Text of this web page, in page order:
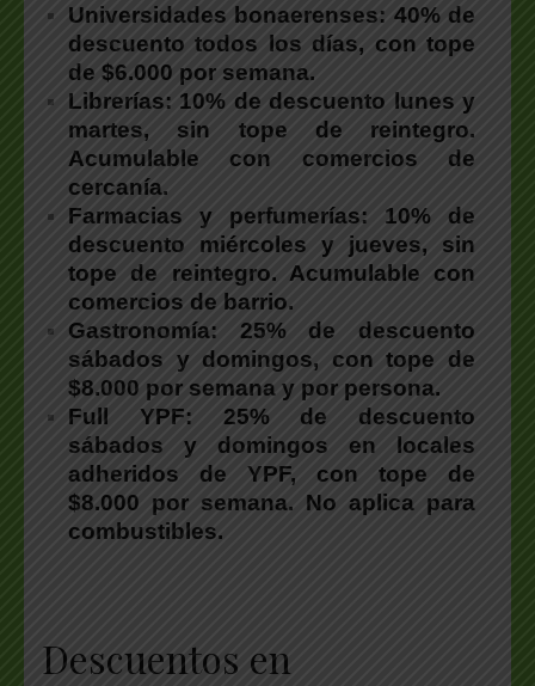
Universidades bonaerenses: 40% de
descuento todos los días, con tope
de $6.000 por semana.
Librerías: 10% de descuento lunes y
martes, sin tope de reintegro.
Acumulable con comercios de
cercanía.
Farmacias y perfumerías: 10% de
descuento miércoles y jueves, sin
tope de reintegro. Acumulable con
comercios de barrio.
Gastronomía: 25% de descuento
sábados y domingos, con tope de
$8.000 por semana y por persona.
Full YPF: 25% de descuento
sábados y domingos en locales
adheridos de YPF, con tope de
$8.000 por semana. No aplica para
combustibles.
Descuentos en